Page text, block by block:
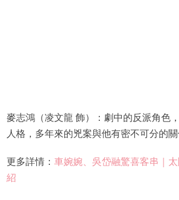
麥志鴻（凌文龍 飾）：劇中的反派角色
人格，多年來的兇案與他有密不可分的
更多詳情： 車婉婉、吳岱融驚喜客串｜
紹